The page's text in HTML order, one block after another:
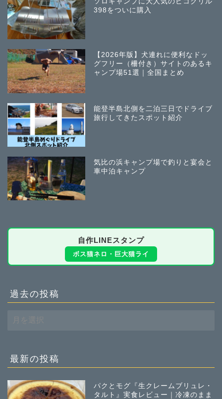
398をついに購入
【2026年版】犬連れに便利なドッ
グフリー（柵付き）サイトのあるキ
ャンプ場51選｜全国まとめ
能登半島北側を二泊三日でドライブ
旅行してきたスポット紹介
気比の浜キャンプ場で釣りと宴会と
車中泊キャンプ
自作LINEスタンプ
ボス猫ネロ・巨大猫ライ
過去の投稿
去
稿
最新の投稿
パクとモグ『生クレームブリュレ・
タルト』実食レビュー｜冷凍のまま